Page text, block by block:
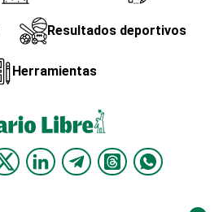
Resultados deportivos
Herramientas